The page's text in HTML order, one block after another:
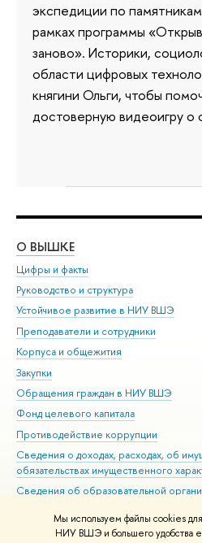
Мы используем файлы cookies
НИУ ВШЭ и большего удобства
экспедиции по
рамках программы
заново». Историки,
области цифровых
княгини Ольги, чтобы
достоверную видеоигру о
О ВЫШКЕ
Цифры и факты
Руководство и структура
Устойчивое развитие в НИУ ВШЭ
Преподаватели и сотрудники
Корпуса и общежития
Закупки
Обращения граждан в НИУ ВШЭ
Фонд целевого капитала
Противодействие коррупции
Сведения о доходах, расходах, об
обязательствах имущественного
Сведения об образовательной
Людям с ограниченными
Единая платежная страница